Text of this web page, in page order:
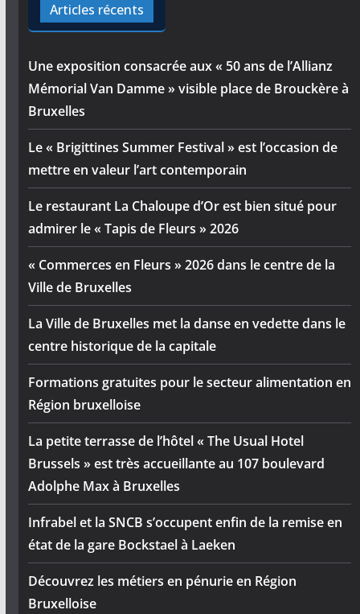
Articles récents
Une exposition consacrée aux « 50 ans de l’Allianz
Mémorial Van Damme » visible place de Brouckère à
Bruxelles
Le « Brigittines Summer Festival » est l’occasion de
mettre en valeur l’art contemporain
Le restaurant La Chaloupe d’Or est bien situé pour
admirer le « Tapis de Fleurs » 2026
« Commerces en Fleurs » 2026 dans le centre de la
Ville de Bruxelles
La Ville de Bruxelles met la danse en vedette dans le
centre historique de la capitale
Formations gratuites pour le secteur alimentation en
Région bruxelloise
La petite terrasse de l’hôtel « The Usual Hotel
Brussels » est très accueillante au 107 boulevard
Adolphe Max à Bruxelles
Infrabel et la SNCB s’occupent enfin de la remise en
état de la gare Bockstael à Laeken
Découvrez les métiers en pénurie en Région
Bruxelloise